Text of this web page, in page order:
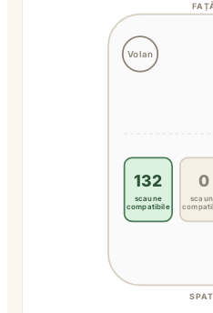
Volan
132
scaune
compatibile
0